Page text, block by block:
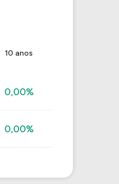
10 anos
0,00%
0,00%